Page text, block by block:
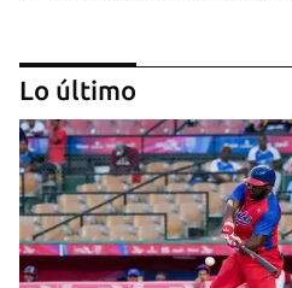
Lo último